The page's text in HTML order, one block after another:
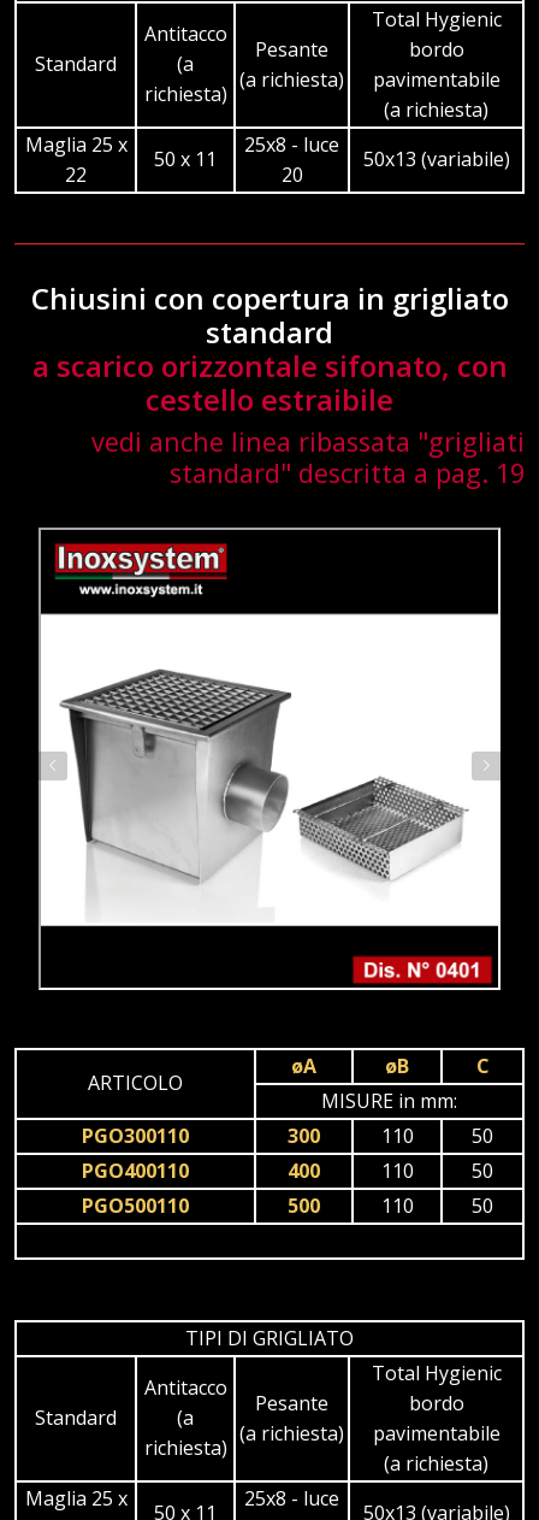
Standard
Antitacco
(a
richiesta)
Pesante
(a richiesta)
Total Hygienic
bordo
pavimentabile
(a richiesta)
Maglia 25 x
22
50 x 11
25x8 - luce
20
50x13 (variabile)
Chiusini con copertura in grigliato
standard
a scarico orizzontale sifonato, con
cestello estraibile
vedi anche linea ribassata "grigliati
standard" descritta a pag. 19
ARTICOLO
øA øB
C
MISURE in mm:
PGO300110
300 110
50
PGO400110
400 110
50
PGO500110
500 110 50
TIPI DI GRIGLIATO
Standard
Antitacco
(a
richiesta)
Pesante
(a richiesta)
Total Hygienic
bordo
pavimentabile
(a richiesta)
Maglia 25 x
50 x 11
25x8 - luce
50x13 (variabile)